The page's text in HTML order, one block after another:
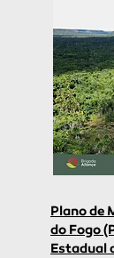
Plano de
do Fogo
Estadual